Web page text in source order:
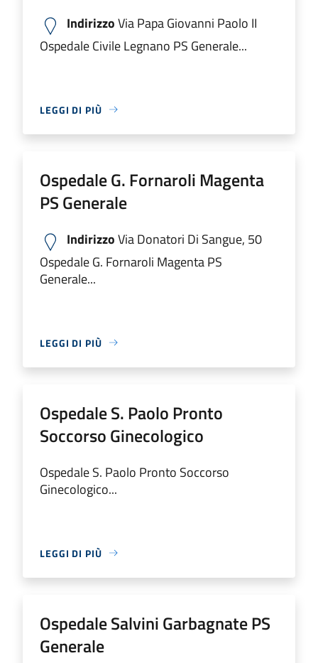
IndirizzoVia Papa Giovanni Paolo II
Ospedale Civile Legnano PS Generale...
LEGGI DI PIÙ
Ospedale G. Fornaroli Magenta
PS Generale
IndirizzoVia Donatori Di Sangue, 50
Ospedale G. Fornaroli Magenta PS
Generale...
LEGGI DI PIÙ
Ospedale S. Paolo Pronto
Soccorso Ginecologico
Ospedale S. Paolo Pronto Soccorso
Ginecologico...
LEGGI DI PIÙ
Ospedale Salvini Garbagnate PS
Generale